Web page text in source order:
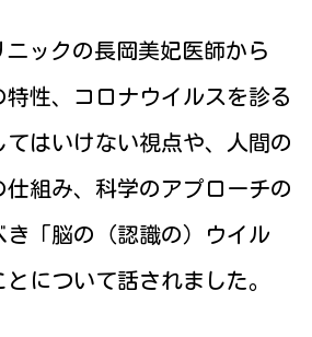
ックの長岡美妃医師から
性、コロナウイルスを診る
はいけない視点や、人間の
組み、科学のアプローチの
き「脳の（認識の）ウイル
について話されました。